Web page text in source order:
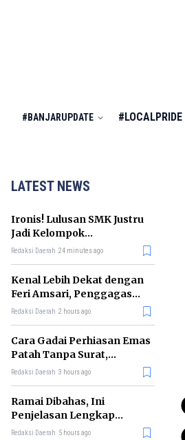
#BANJARUPDATE #LOCALPRIDE
LATEST NEWS
Ironis! Lulusan SMK Justru
Jadi Kelompok
Pengangguran Terbanyak
Redaksi Daerah 24 minutes ago
Kenal Lebih Dekat dengan
Feri Amsari, Penggagas
Kabinet Bayangan
Redaksi Daerah 2 hours ago
Cara Gadai Perhiasan Emas
Patah Tanpa Surat,
Ternyata Tetap Bisa!
Redaksi Daerah 3 hours ago
Ramai Dibahas, Ini
Penjelasan Lengkap
tentang Konsep Kabinet
Redaksi Daerah 5 hours ago